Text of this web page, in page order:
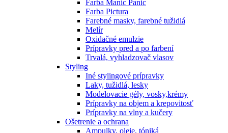
Farba Manic Panic
Farba Pictura
Farebné masky, farebné tužidlá
Melír
Oxidačné emulzie
Prípravky pred a po farbení
Trvalá, vyhladzovač vlasov
Styling
Iné stylingové prípravky
Laky, tužidlá, lesky
Modelovacie gély, vosky,krémy
Prípravky na objem a krepovitosť
Prípravky na vlny a kučery
Ošetrenie a ochrana
Ampulky, oleje, tóniká